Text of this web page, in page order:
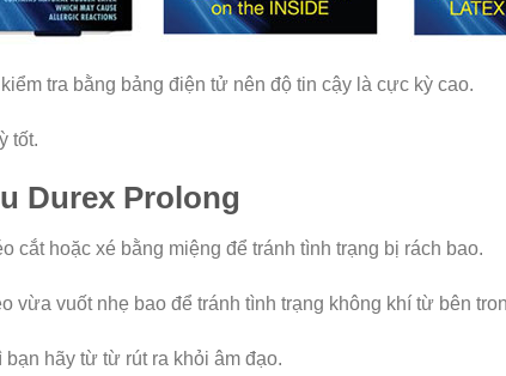
tra bằng bảng điện tử nên độ tin cậy là cực kỳ cao.
tốt.
Durex Prolong
hoặc xé bằng miệng để tránh tình trạng bị rách bao.
vuốt nhẹ bao để tránh tình trạng không khí từ bên
hãy từ từ rút ra khỏi âm đạo.